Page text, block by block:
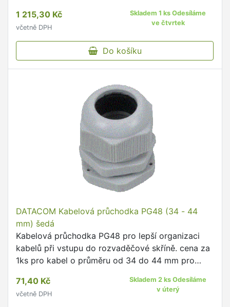
1 215,30 Kč
včetně DPH
Skladem 1 ks Odesíláme
ve čtvrtek
Do košíku
DATACOM Kabelová průchodka PG48 (34 - 44
mm) šedá
Kabelová průchodka PG48 pro lepší organizaci
kabelů při vstupu do rozvaděčové skříně. cena za
1ks pro kabel o průměru od 34 do 44 mm pro
71,40 Kč
včetně DPH
Skladem 2 ks Odesíláme
v úterý